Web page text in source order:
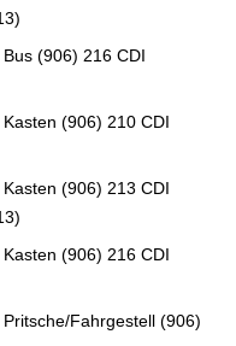
(906) 216 CDI
(906) 210 CDI
(906) 213 CDI
(906) 216 CDI
Fahrgestell (906)